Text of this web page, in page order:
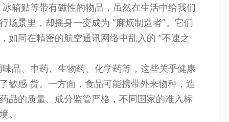
箱贴等带有磁性的物品，虽然在生活中给我们
景里，却摇身一变成为 “麻烦制造者”。它们
如同在精密的航空通讯网络中乱入的 “不速之
品、中药、生物药、化学药等，这些关乎健康
敏感 货。一方面，食品可能携带外来物种，造
品的质量、成分监管严格，不同国家的准入标
。